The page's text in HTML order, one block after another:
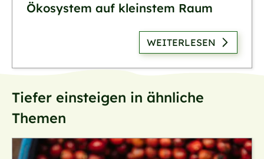
Ökosystem auf kleinstem Raum
WEITERLESEN
Tiefer einsteigen in ähnliche
Themen